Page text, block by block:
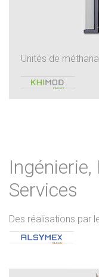
Unités de
Services
Des réalisations par